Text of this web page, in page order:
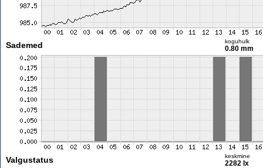
Sademed koguhulk
0.80 mm
Valgustatus keskmine
2282 lx